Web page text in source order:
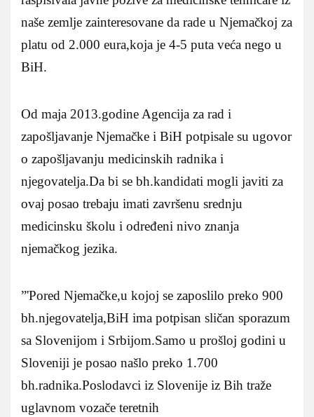
naše zemlje zainteresovane da rade u Njemačkoj za
platu od 2.000 eura,koja je 4-5 puta veća nego u
BiH.
Od maja 2013.godine Agencija za rad i
zapošljavanje Njemačke i BiH potpisale su ugovor
o zapošljavanju medicinskih radnika i
njegovatelja.Da bi se bh.kandidati mogli javiti za
ovaj posao trebaju imati završenu srednju
medicinsku školu i određeni nivo znanja
njemačkog jezika.
”'Pored Njemačke,u kojoj se zaposlilo preko 900
bh.njegovatelja,BiH ima potpisan sličan sporazum
sa Slovenijom i Srbijom.Samo u prošloj godini u
Sloveniji je posao našlo preko 1.700
bh.radnika.Poslodavci iz Slovenije iz Bih traže
uglavnom vozače teretnih